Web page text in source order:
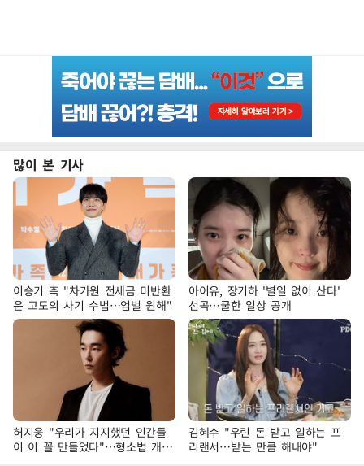
많이 본 기사
이승기 측 "차가원 전세금 미반환
은 고도의 사기 수법…엄벌 원해"
아이유, 장기하 '별일 없이 산다'
선곡…쿨한 일상 공개
허지웅 "우리가 지지했던 인간들
이 이 꼴 만들었다"…형소법 개정
에 격한 반응
김혜수 "우린 돈 받고 일하는 프
리랜서…받는 만큼 해내야"